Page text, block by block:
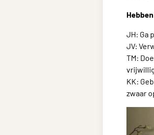
JH: Ga
JV:
TM:
KK:
zwaar